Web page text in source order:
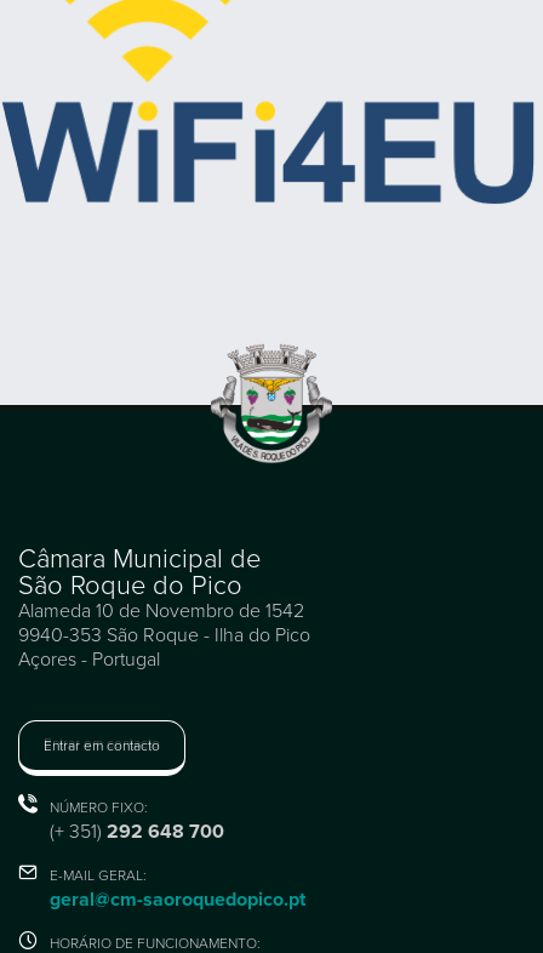
Câmara Municipal de
São Roque do Pico
Alameda 10 de Novembro de 1542
9940-353 São Roque - Ilha do Pico
Açores - Portugal
Entrar em contacto
NÚMERO FIXO:
(+ 351) 292 648 700
E-MAIL GERAL:
geral@cm-saoroquedopico.pt
HORÁRIO DE FUNCIONAMENTO: